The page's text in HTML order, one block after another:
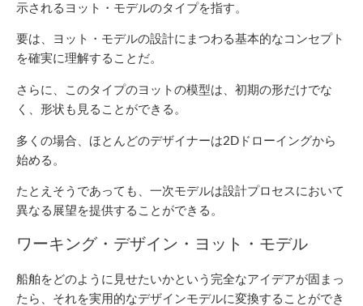
示されるヨット・モデルのタイプを指す。
要は、ヨット・モデルの設計にまつわる基本的なコンセプト
を確実に理解することだ。
さらに、このタイプのヨットの模型は、初期の形だけでな
く、形状も見ることができる。
多くの場合、ほとんどのデザイナーは2Dドローイングから
始める。
たとえそうであっても、一次モデルは設計プロセスにおいて
異なる展望を提供することができる。
ワーキング・デザイン・ヨット・モデル
船舶をどのように見せたいかという完全なアイデアが固まっ
たら、それを実用的なデザインモデルに変換することができ